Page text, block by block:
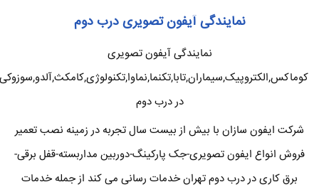
نمایندگی آیفون تصویری درب دوم
نمایندگی آیفون تصویری
کوماکس,الکتروپیک,سیماران,تابا,تکنما,نماوا,تکنولوژی,کامکث,آلدو,سوزوکی
در درب دوم
شرکت ایفون سازان با بیش از بیست سال تجربه در زمینه نصب تعمیر
فروش انواع ایفون تصویری-جک پارکینگ-دوربین مداربسته-قفل برقی-
برق کاری در درب دوم تهران خدمات رسانی می کند از جمله خدمات